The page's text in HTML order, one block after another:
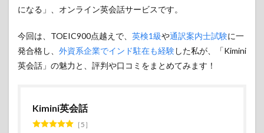
になる」、オンライン英会話サービスです。
今回は、TOEIC900点越えで、 英検1級や通訳案内士試験に一
発合格し、 外資系企業でインド駐在も経験した私が、「Kimini
英会話」の魅力と、評判や口コミをまとめてみます！
Kimini英会話
5